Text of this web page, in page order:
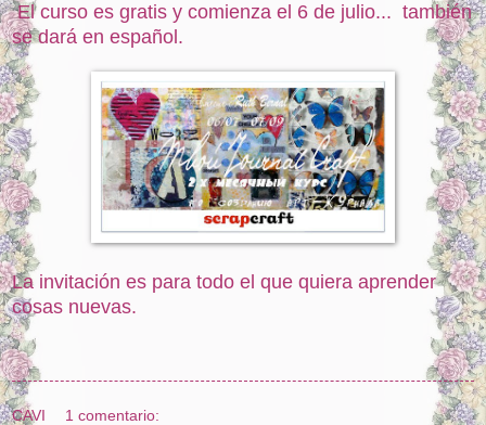
El curso es gratis y comienza el 6 de julio... también
se dará en español.
La invitación es para todo el que quiera aprender
cosas nuevas.
CAVI 1 comentario: